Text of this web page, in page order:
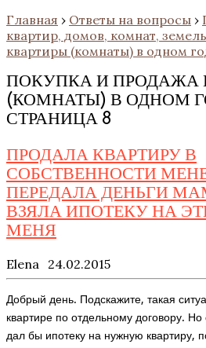
Главная › Ответы на вопросы ›
квартир, домов, комнат, земель
квартиры (комнаты) в одном
ПОКУПКА И ПРОДАЖА
(КОМНАТЫ) В ОДНОМ
СТРАНИЦА 8
ПРОДАЛА КВАРТИРУ В
СОБСТВЕННОСТИ
ПЕРЕДАЛА ДЕНЬГИ
ВЗЯЛА ИПОТЕКУ НА
МЕНЯ
Elena 24.02.2015
Добрый день. Подскажите, такая
квартире по отдельному договору.
дал бы ипотеку на нужную квартиру,